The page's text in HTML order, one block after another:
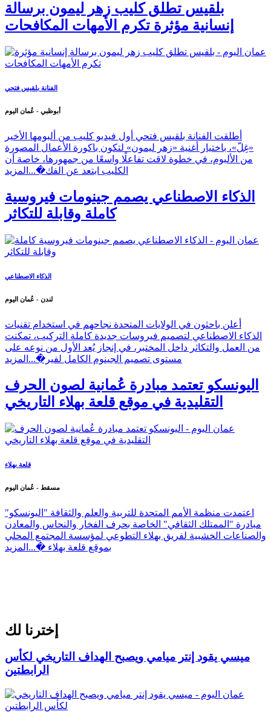
بلقيس تطلق كليب زهر ليمون برسالة
إنسانية مؤثرة تكرم الأمهات المكافحات
الفنانة بلقيس فتحي
أبوظبي - عُمان اليوم
أطلقت الفنانة بلقيس فتحي أول فيديو كليب من ألبومها الأخير
«غِلّ»، باختيار أغنية «زهر ليمون» لتكون باكورة الأعمال المصورة
من الألبوم، في خطوة لاقت تفاعلًا واسعًا من جمهورها، خاصة أن
الكليب ابتعد عن الفك�... المزيد
الذكاء الاصطناعي يصمم جينومات فيروسية
كاملة وقابلة للتكاثر
الذكاء الاصطناعي
لندن - عُمان اليوم
أعلن باحثون في الولايات المتحدة نجاحهم في استخدام تقنيات
الذكاء الاصطناعي لتصميم فيروسات جديدة كاملة التركيب، تمكنت
من العمل والتكاثر داخل المختبر، في إنجاز يُعد الأول من نوعه على
مستوى تصميم الجينوم الكامل لفير�... المزيد
اليونسكو تعتمد مبادرة عُمانية لصون الحرف
التقليدية في موقع قلعة بهلاء التاريخي
قلعة بهلاء
مسقط - عُمان اليوم
اعتمدت منظمة الأمم المتحدة للتربية والعلم والثقافة "اليونسكو"
مبادرة "الممتلك الثقافي" الخاصة بحرف الفخار والنحاس والمعادن
والصناعات الخشبية لفريق بهلاء التطوعي لمؤسسة المجتمع المحلي
بموقع قلعة بهلاء �... المزيد
إخترنا لك
ميسي يقود إنتر ميامي ويصبح الهداف التاريخي لكأس
الرابطتين